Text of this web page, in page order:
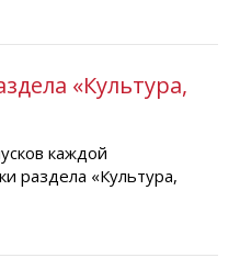
«Культура,
каждой
раздела «Культура,